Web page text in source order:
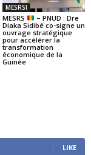
MESRSI
MESRS
– PNUD : Dre
Diaka Sidibé co-signe un
ouvrage stratégique
pour accélérer la
transformation
économique de la
Guinée
LIKE